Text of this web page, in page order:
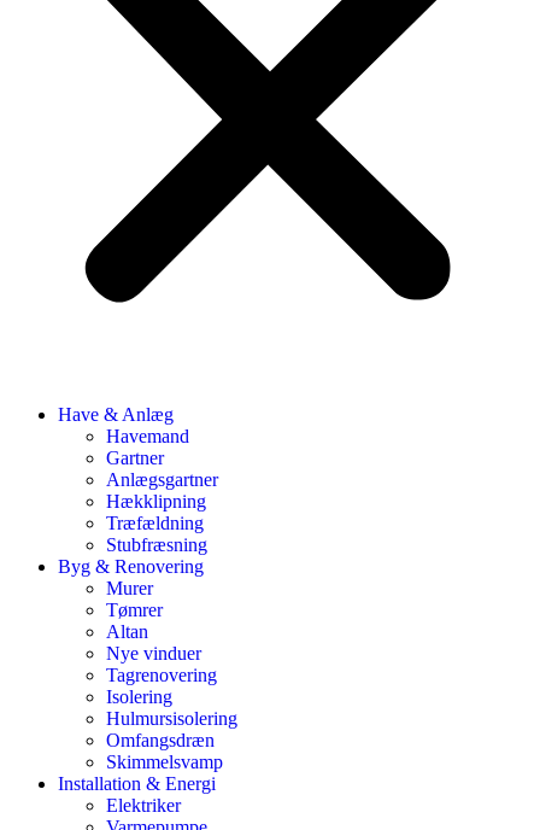
Have & Anlæg
Havemand
Gartner
Anlægsgartner
Hækklipning
Træfældning
Stubfræsning
Byg & Renovering
Murer
Tømrer
Altan
Nye vinduer
Tagrenovering
Isolering
Hulmursisolering
Omfangsdræn
Skimmelsvamp
Installation & Energi
Elektriker